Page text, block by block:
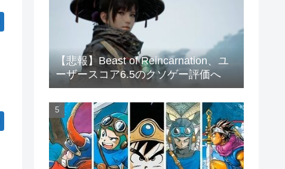
【悲報】Beast of Reincarnation、ユ
ーザースコア6.5のクソゲー評価へ